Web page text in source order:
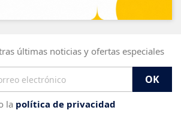
últimas noticias y ofertas especiales
la política de privacidad